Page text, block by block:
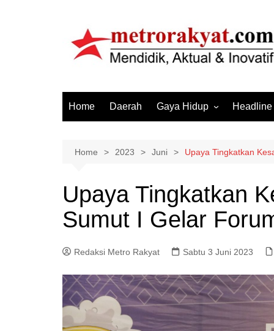
Home Daerah Gaya Hidup
Hiburan
Olahraga
Otomotif
Headline
Home 2023 Juni Upaya Tingkatkan
Upaya Tingkatkan
Sumut I Gelar
Redaksi Metro Rakyat Sabtu 3 Juni 2023